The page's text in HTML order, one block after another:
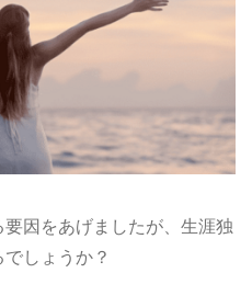
因をあげましたが、生涯独
しょうか？